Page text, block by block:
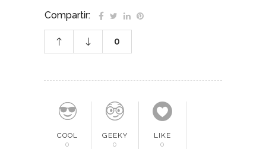
Compartir:
0
COOL
0
GEEKY
0
LIKE
0